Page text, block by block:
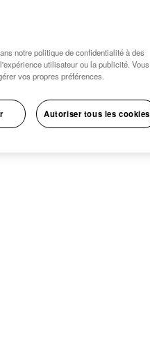
notre politique de confidentialité à des
utilisateur ou la publicité. Vous
vos propres préférences.
Autoriser tous les cookies